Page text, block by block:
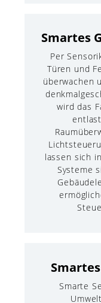
Smartes
Per
Türen und
überwachen
wird das
lassen sich
Systeme
Smarte